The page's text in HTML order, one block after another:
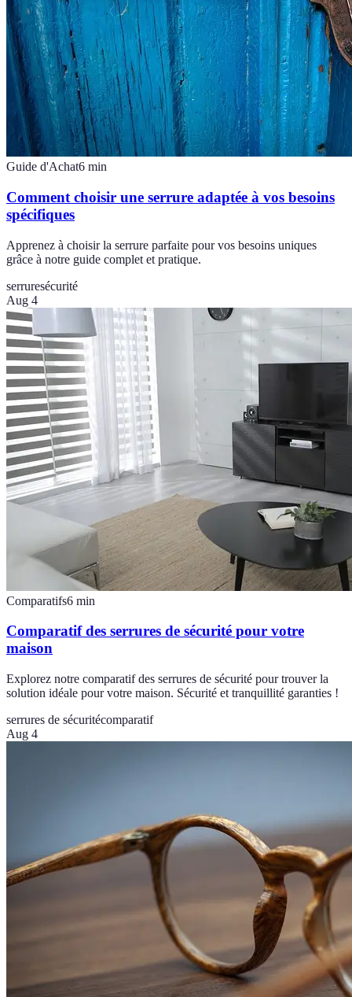
Guide d'Achat6 min
Comment choisir une serrure adaptée à vos besoins
spécifiques
Apprenez à choisir la serrure parfaite pour vos besoins uniques
grâce à notre guide complet et pratique.
serruresécurité
Aug 4
Comparatifs6 min
Comparatif des serrures de sécurité pour votre
maison
Explorez notre comparatif des serrures de sécurité pour trouver la
solution idéale pour votre maison. Sécurité et tranquillité garanties !
serrures de sécuritécomparatif
Aug 4